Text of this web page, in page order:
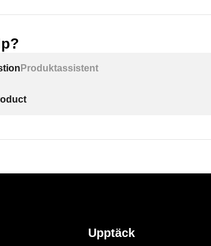
Produktassistent
Upptäck